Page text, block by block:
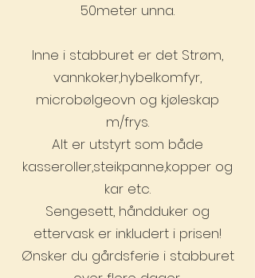
50meter unna.
Inne i stabburet er det Strøm,
vannkoker,hybelkomfyr,
microbølgeovn og kjøleskap
m/frys.
Alt er utstyrt som både
kasseroller,steikpanne,kopper og
kar etc.
Sengesett, håndduker og
ettervask er inkludert i prisen!
Ønsker du gårdsferie i stabburet